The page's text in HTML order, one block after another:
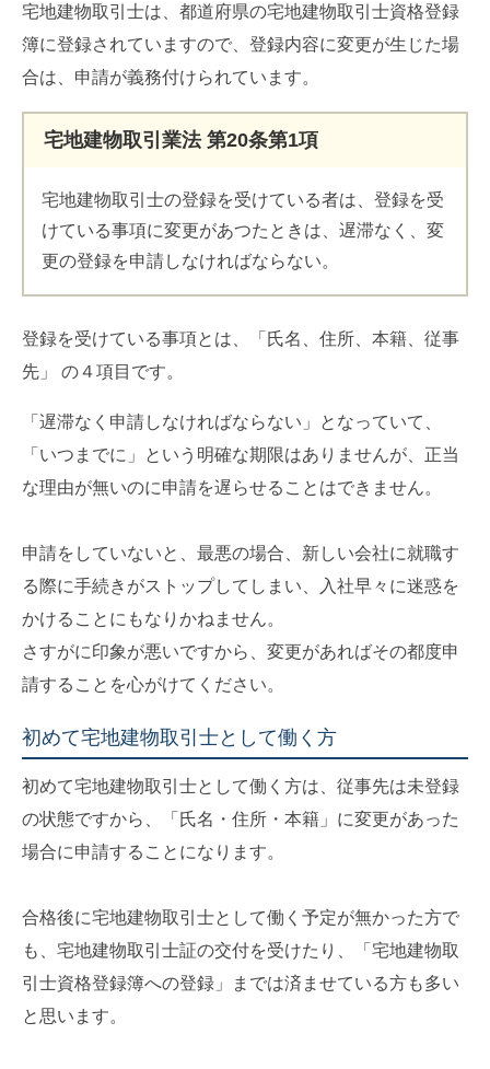
宅地建物取引士は、都道府県の宅地建物取引士資格登録
簿に登録されていますので、登録内容に変更が生じた場
合は、申請が義務付けられています。
宅地建物取引業法 第20条第1項
宅地建物取引士の登録を受けている者は、登録を受
けている事項に変更があつたときは、遅滞なく、変
更の登録を申請しなければならない。
登録を受けている事項とは、「氏名、住所、本籍、従事
先」 の４項目です。
「遅滞なく申請しなければならない」となっていて、
「いつまでに」という明確な期限はありませんが、正当
な理由が無いのに申請を遅らせることはできません。
申請をしていないと、最悪の場合、新しい会社に就職す
る際に手続きがストップしてしまい、入社早々に迷惑を
かけることにもなりかねません。
さすがに印象が悪いですから、変更があればその都度申
請することを心がけてください。
初めて宅地建物取引士として働く方
初めて宅地建物取引士として働く方は、従事先は未登録
の状態ですから、「氏名・住所・本籍」に変更があった
場合に申請することになります。
合格後に宅地建物取引士として働く予定が無かった方で
も、宅地建物取引士証の交付を受けたり、「宅地建物取
引士資格登録簿への登録」までは済ませている方も多い
と思います。